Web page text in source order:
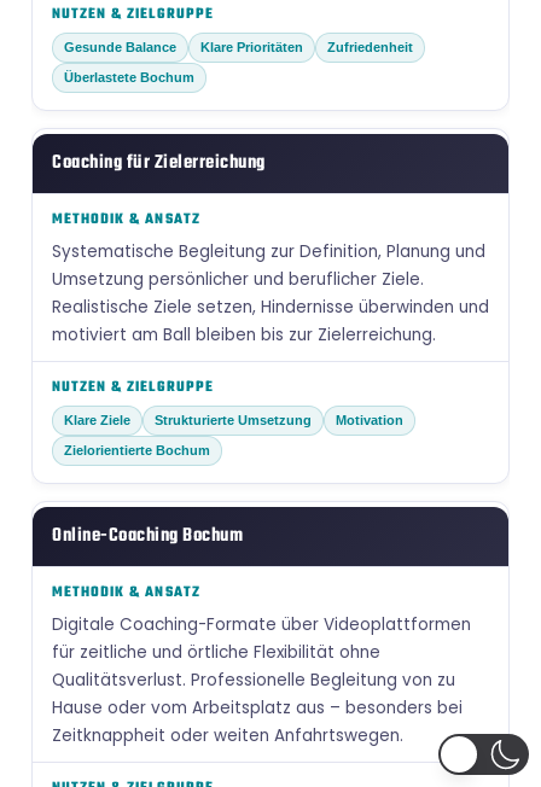
Gesunde Balance Klare Prioritäten Zufriedenheit
Überlastete Bochum
Coaching für Zielerreichung
Systematische Begleitung zur Definition, Planung und
Umsetzung persönlicher und beruflicher Ziele.
Realistische Ziele setzen, Hindernisse überwinden und
motiviert am Ball bleiben bis zur Zielerreichung.
Klare Ziele Strukturierte Umsetzung Motivation
Zielorientierte Bochum
Online-Coaching Bochum
Digitale Coaching-Formate über Videoplattformen
für zeitliche und örtliche Flexibilität ohne
Qualitätsverlust. Professionelle Begleitung von zu
Hause oder vom Arbeitsplatz aus – besonders bei
Zeitknappheit oder weiten Anfahrtswegen.